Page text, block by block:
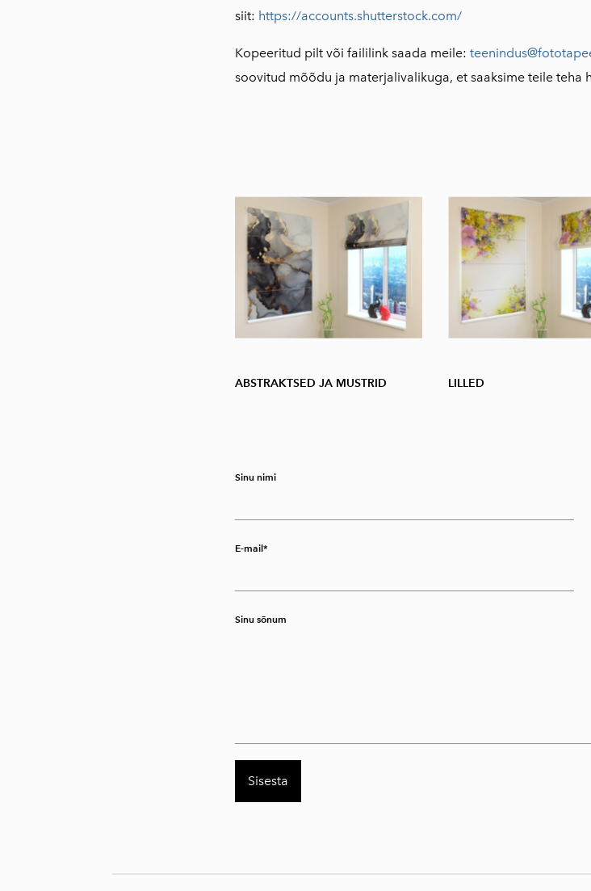
siit: https://accounts.shutterstock.com/
Kopeeritud pilt või faililink saada meile: teenindus@
soovitud mõõdu ja materjalivalikuga, et saaksime teile teha
ABSTRAKTSED JA MUSTRID LILLED
Sinu nimi
E-mail
Sinu sõnum